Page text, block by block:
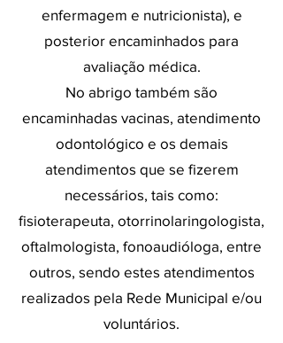
enfermagem e nutricionista), e
posterior encaminhados para
avaliação médica.
No abrigo também são
encaminhadas vacinas, atendimento
odontológico e os demais
atendimentos que se fizerem
necessários, tais como:
fisioterapeuta, otorrinolaringologista,
oftalmologista, fonoaudióloga, entre
outros, sendo estes atendimentos
realizados pela Rede Municipal e/ou
voluntários.